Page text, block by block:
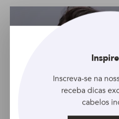
Inscreva-se na
receba dicas
cabelos